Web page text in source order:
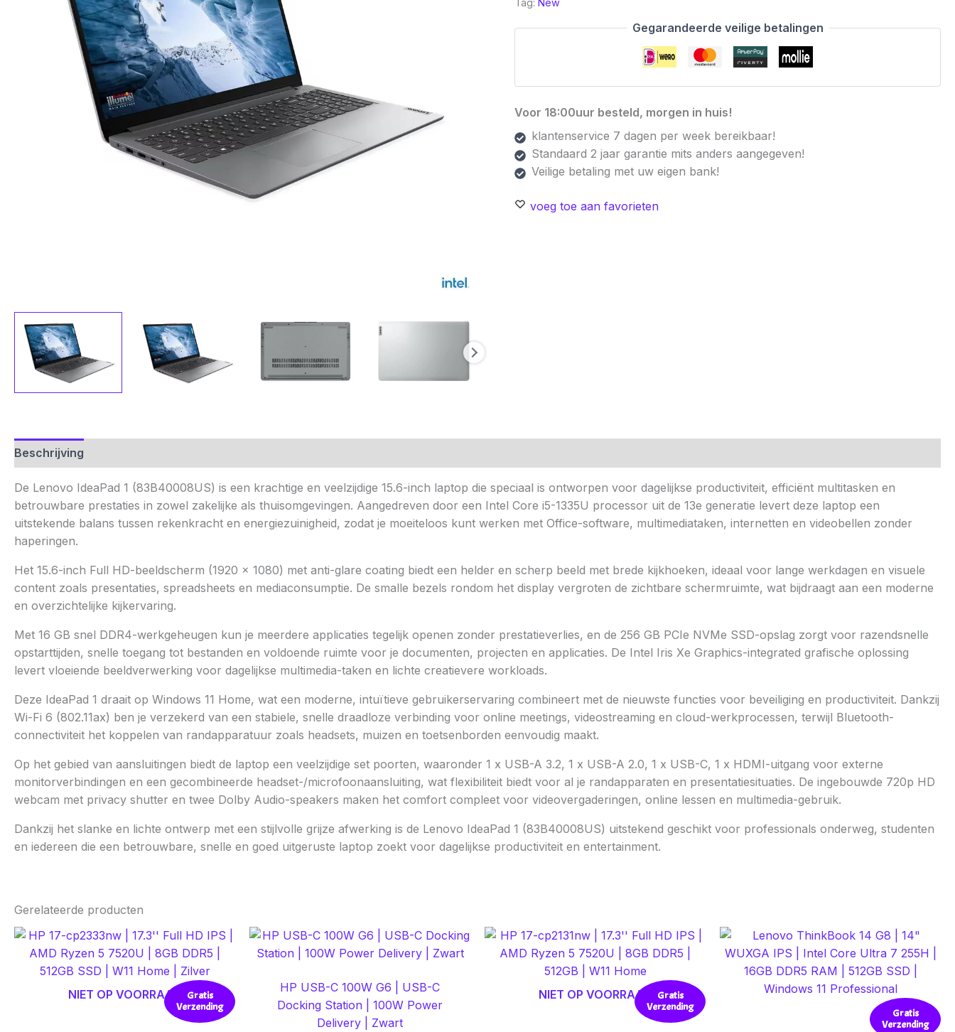
15.6''
Full
Intel
i5-
1335U
|
16GB
|
Gegarandeerde veilige betalingen
Voor 18:00uur besteld, morgen in huis!
klantenservice 7 dagen per week bereikbaar!
Standaard 2 jaar garantie mits anders aangegeven!
Veilige betaling met uw eigen bank!
voeg toe aan favorieten
Beschrijving
De Lenovo IdeaPad 1 (83B40008US) is een krachtige en veelzijdige 15.6-inch laptop die speciaal is ontworpen voor dagelijkse productiviteit, efficiënt multitasken en
betrouwbare prestaties in zowel zakelijke als thuisomgevingen. Aangedreven door een Intel Core i5-1335U processor uit de 13e generatie levert deze laptop een
uitstekende balans tussen rekenkracht en energiezuinigheid, zodat je moeiteloos kunt werken met Office-software, multimediataken, internetten en videobellen zonder
haperingen.
Het 15.6-inch Full HD-beeldscherm (1920 × 1080) met anti-glare coating biedt een helder en scherp beeld met brede kijkhoeken, ideaal voor lange werkdagen en visuele
content zoals presentaties, spreadsheets en mediaconsumptie. De smalle bezels rondom het display vergroten de zichtbare schermruimte, wat bijdraagt aan een moderne
en overzichtelijke kijkervaring.
Met 16 GB snel DDR4-werkgeheugen kun je meerdere applicaties tegelijk openen zonder prestatieverlies, en de 256 GB PCIe NVMe SSD-opslag zorgt voor razendsnelle
opstarttijden, snelle toegang tot bestanden en voldoende ruimte voor je documenten, projecten en applicaties. De Intel Iris Xe Graphics-integrated grafische oplossing
levert vloeiende beeldverwerking voor dagelijkse multimedia-taken en lichte creatievere workloads.
Deze IdeaPad 1 draait op Windows 11 Home, wat een moderne, intuïtieve gebruikerservaring combineert met de nieuwste functies voor beveiliging en productiviteit. Dankzij
Wi-Fi 6 (802.11ax) ben je verzekerd van een stabiele, snelle draadloze verbinding voor online meetings, videostreaming en cloud-werkprocessen, terwijl Bluetooth-
connectiviteit het koppelen van randapparatuur zoals headsets, muizen en toetsenborden eenvoudig maakt.
Op het gebied van aansluitingen biedt de laptop een veelzijdige set poorten, waaronder 1 x USB-A 3.2, 1 x USB-A 2.0, 1 x USB-C, 1 x HDMI-uitgang voor externe
monitorverbindingen en een gecombineerde headset-/microfoonaansluiting, wat flexibiliteit biedt voor al je randapparaten en presentatiesituaties. De ingebouwde 720p HD
webcam met privacy shutter en twee Dolby Audio-speakers maken het comfort compleet voor videovergaderingen, online lessen en multimedia-gebruik.
Dankzij het slanke en lichte ontwerp met een stijlvolle grijze afwerking is de Lenovo IdeaPad 1 (83B40008US) uitstekend geschikt voor professionals onderweg, studenten
en iedereen die een betrouwbare, snelle en goed uitgeruste laptop zoekt voor dagelijkse productiviteit en entertainment.
Gerelateerde producten
Gratis
Verzending
NIET OP VOORRAAD
HP USB-C 100W G6 | USB-C
Docking Station | 100W Power
Delivery | Zwart
Gratis
Verzending
NIET OP VOORRAAD
Gratis
Verzending